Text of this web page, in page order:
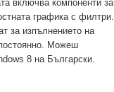
включва компоненти за
графика с филтри.
за изпълнението на
Можеш
8 на Български.